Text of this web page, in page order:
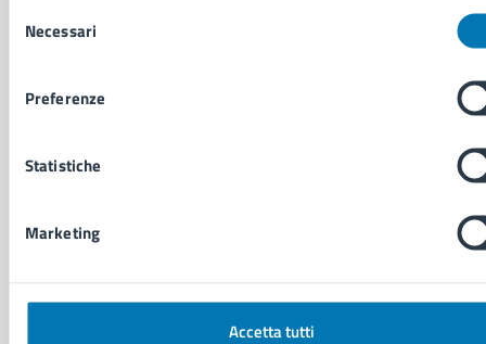
delNecessari
Preferenze
Statistiche
Marketing
Accetta tutti
Documenti e certificati
Giustizia e sicurezza pubblica
Imprese e commercio
Servizi Cimiteriali
Notizie